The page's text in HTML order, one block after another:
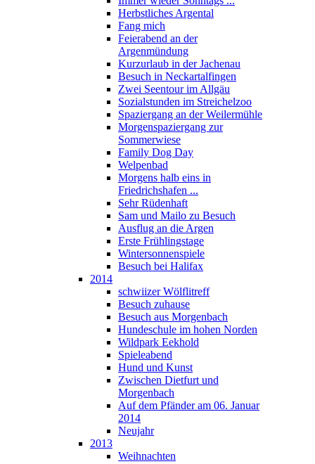
Herbstliches Argental
Fang mich
Feierabend an der
Argenmündung
Kurzurlaub in der Jachenau
Besuch in Neckartalfingen
Zwei Seentour im Allgäu
Sozialstunden im Streichelzoo
Spaziergang an der Weilermühle
Morgenspaziergang zur
Sommerwiese
Family Dog Day
Welpenbad
Morgens halb eins in
Friedrichshafen ...
Sehr Rüdenhaft
Sam und Mailo zu Besuch
Ausflug an die Argen
Erste Frühlingstage
Wintersonnenspiele
Besuch bei Halifax
2014
schwiizer Wölflitreff
Besuch zuhause
Besuch aus Morgenbach
Hundeschule im hohen Norden
Wildpark Eekhold
Spieleabend
Hund und Kunst
Zwischen Dietfurt und
Morgenbach
Auf dem Pfänder am 06. Januar
2014
Neujahr
2013
Weihnachten